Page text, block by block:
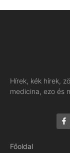
Hírek, kék hírek,
medicina, ezo és
Főoldal